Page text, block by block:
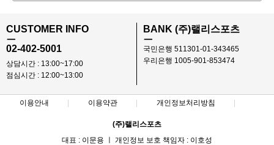
CUSTOMER INFO
ㅡ
02-402-5001
상담시간 : 13:00~17:00
점심시간 : 12:00~13:00
BANK (주)랠리스포츠
ㅡ
국민은행 511301-01-343465
우리은행 1005-901-853474
이용안내 이용약관 개인정보처리방침
(주)랠리스포츠
대표 : 이문용 ㅣ 개인정보 보호 책임자 : 이호성